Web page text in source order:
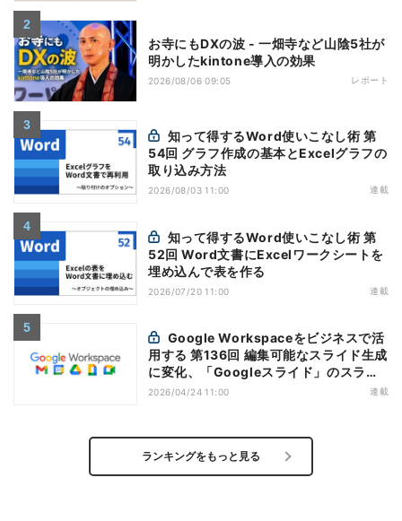
お寺にもDXの波 - 一畑寺など山陰5社が
明かしたkintone導入の効果
2026/08/06 09:05 レポート
54回 グラフ作成の基本とExcelグラフの
取り込み方法
2026/08/03 11:00 連載
52回 Word文書にExcelワークシートを
埋め込んで表を作る
2026/07/20 11:00 連載
用する 第136回 編集可能なスライド生成
に変化、「Googleスライド」のスライ
ド生成機能を応用
2026/04/24 11:00 連載
ランキングをもっと見る